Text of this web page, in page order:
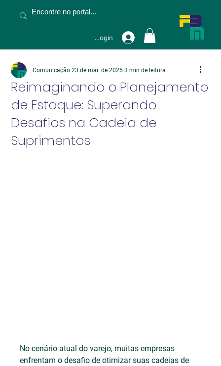
Fazer Login
Reimaginando o Planejamento
de Estoque: Superando
Desafios na Cadeia de
Suprimentos
Comunicação 23 de mai. de 2025 3 min de leitura
No cenário atual do varejo, muitas empresas
enfrentam o desafio de otimizar suas cadeias de